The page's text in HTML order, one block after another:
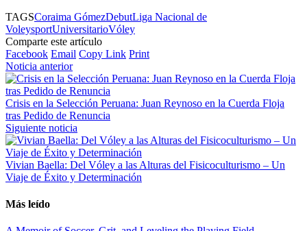
TAGSCoraima GómezDebutLiga Nacional de
VoleysportUniversitarioVóley
Comparte este artículo
Facebook Email Copy Link Print
Noticia anterior
Crisis en la Selección Peruana: Juan Reynoso en la Cuerda Floja
tras Pedido de Renuncia
Siguiente noticia
Vivian Baella: Del Vóley a las Alturas del Fisicoculturismo – Un
Viaje de Éxito y Determinación
Más leído